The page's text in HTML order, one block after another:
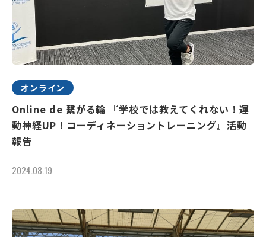
オンライン
Online de 繋がる輪 『学校では教えてくれない！運
動神経UP！コーディネーショントレーニング』活動
報告
2024.08.19